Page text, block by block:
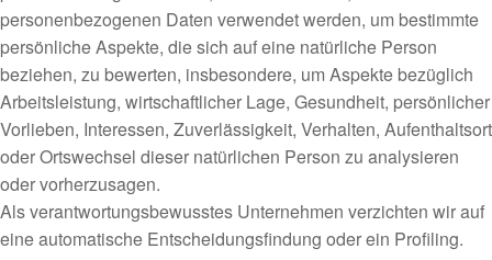
personenbezogenen Daten verwendet werden, um bestimmte
persönliche Aspekte, die sich auf eine natürliche Person
beziehen, zu bewerten, insbesondere, um Aspekte bezüglich
Arbeitsleistung, wirtschaftlicher Lage, Gesundheit, persönlicher
Vorlieben, Interessen, Zuverlässigkeit, Verhalten, Aufenthaltsort
oder Ortswechsel dieser natürlichen Person zu analysieren
oder vorherzusagen.
Als verantwortungsbewusstes Unternehmen verzichten wir auf
eine automatische Entscheidungsfindung oder ein Profiling.